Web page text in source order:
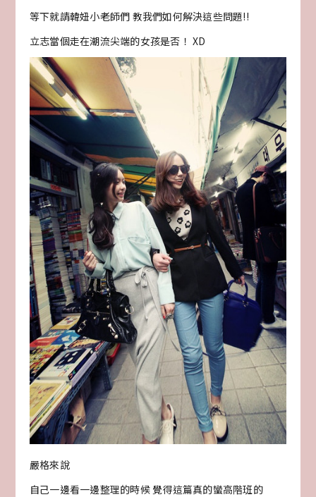
等下就請韓妞小老師們 教我們如何解決這些問題!!
立志當個走在潮流尖端的女孩是否！ XD
嚴格來說
自己一邊看一邊整理的時候 覺得這篇真的蠻高階班的